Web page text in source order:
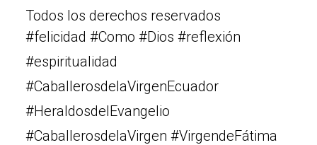
Todos los derechos reservados
#felicidad #Como #Dios #reflexión
#espiritualidad
#CaballerosdelaVirgenEcuador
#HeraldosdelEvangelio
#CaballerosdelaVirgen #VirgendeFátima